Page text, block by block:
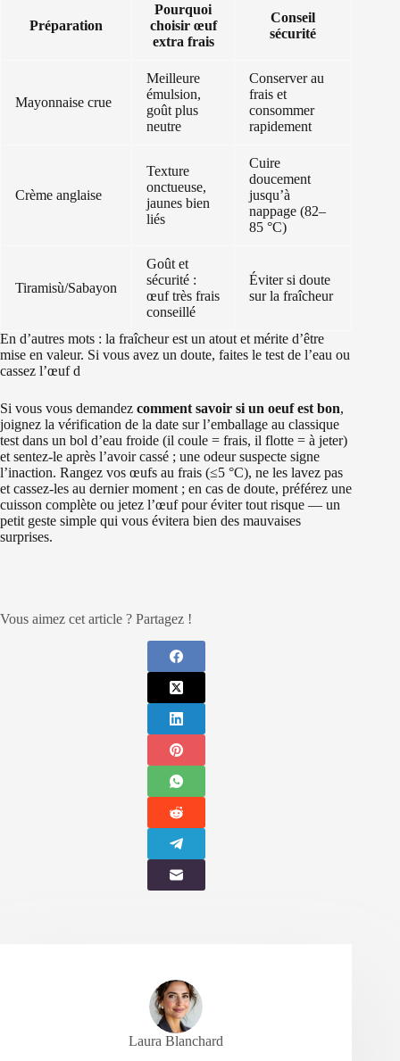
Préparation
Pourquoi
choisir œuf
extra frais
Conseil
sécurité
Mayonnaise crue
Meilleure
émulsion,
goût plus
neutre
Conserver au
frais et
consommer
rapidement
Crème anglaise
Texture
onctueuse,
jaunes bien
liés
Cuire
doucement
jusqu’à
nappage (82–
85 °C)
Tiramisù/Sabayon
Goût et
sécurité :
œuf très frais
conseillé
Éviter si doute
sur la fraîcheur
En d’autres mots : la fraîcheur est un atout et mérite d’être
mise en valeur. Si vous avez un doute, faites le test de l’eau ou
cassez l’œuf d
Si vous vous demandez comment savoir si un oeuf est bon,
joignez la vérification de la date sur l’emballage au classique
test dans un bol d’eau froide (il coule = frais, il flotte = à jeter)
et sentez-le après l’avoir cassé ; une odeur suspecte signe
l’inaction. Rangez vos œufs au frais (≤5 °C), ne les lavez pas
et cassez-les au dernier moment ; en cas de doute, préférez une
cuisson complète ou jetez l’œuf pour éviter tout risque — un
petit geste simple qui vous évitera bien des mauvaises
surprises.
Vous aimez cet article ? Partagez !
Laura Blanchard